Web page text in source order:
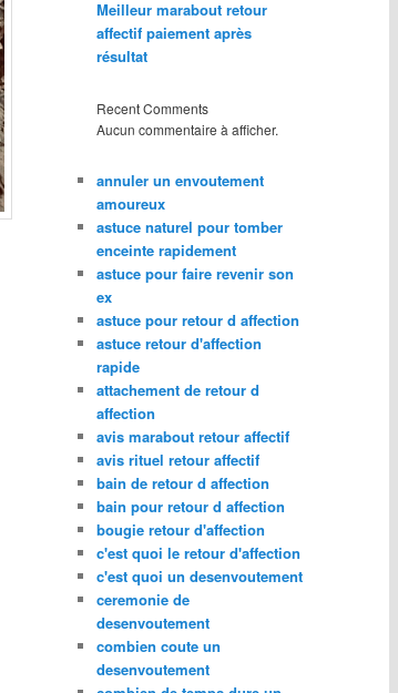
Meilleur marabout retour
affectif paiement après
résultat
Recent Comments
Aucun commentaire à afficher.
annuler un envoutement
amoureux
astuce naturel pour tomber
enceinte rapidement
astuce pour faire revenir son
ex
astuce pour retour d affection
astuce retour d'affection
rapide
attachement de retour d
affection
avis marabout retour affectif
avis rituel retour affectif
bain de retour d affection
bain pour retour d affection
bougie retour d'affection
c'est quoi le retour d'affection
c'est quoi un desenvoutement
ceremonie de
desenvoutement
combien coute un
desenvoutement